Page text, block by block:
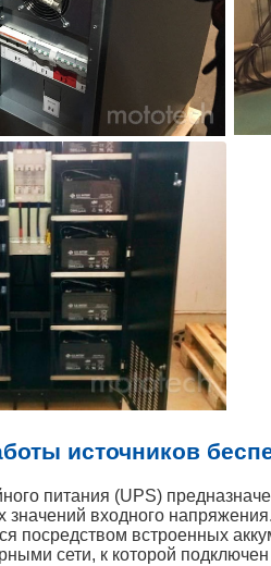
источников
питания (UPS)
значений входного
посредством встроенных
сети, к которой